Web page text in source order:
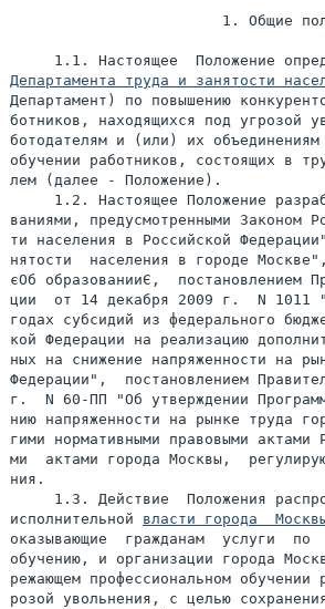
1. Общие
Департамента труда и занятости
Департамент) по повышению
ботников, находящихся под угрозой
ботодателям и (или) их объединениям
обучении работников, состоящих в
лем (далее - Положение).
1.2. Настоящее Положение
ваниями, предусмотренными Законом
ти населения в Российской
нятости  населения в городе
єОб образованииЄ,  постановлением
ции  от 14 декабря 2009 г.  N 1011
годах субсидий из федерального
кой Федерации на реализацию
ных на снижение напряженности на
Федерации",  постановлением
г.  N 60-ПП "Об утверждении
нию напряженности на рынке труда
гими нормативными правовыми
ми  актами города Москвы,
ния.
1.3. Действие  Положения
исполнительной власти города
оказывающие  гражданам  услуги  по
обучению, и организации города
режающем профессиональном
розой увольнения, с целью